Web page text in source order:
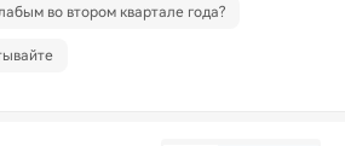
во втором квартале года?